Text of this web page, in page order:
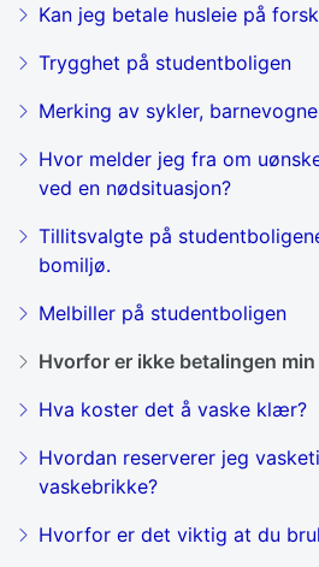
Kan jeg betale husleie på
Trygghet på studentboligen
Merking av sykler,
Hvor melder jeg fra om
ved en nødsituasjon?
Tillitsvalgte på
bomiljø.
Melbiller på studentboligen
Hvorfor er ikke betalingen
Hva koster det å vaske klær?
Hvordan reserverer jeg
vaskebrikke?
Hvorfor er det viktig at du